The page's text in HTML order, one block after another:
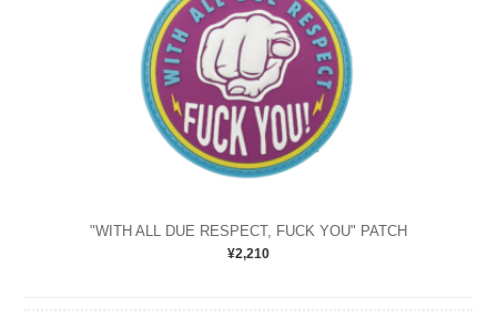
"WITH ALL DUE RESPECT, FUCK YOU" PATCH
¥2,210